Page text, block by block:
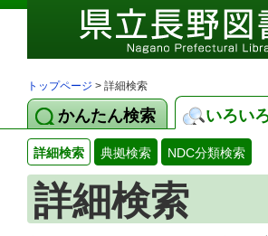
トップページ > 詳細検索
かんたん検索 いろい
詳細検索 典拠検索 NDC分類検索
詳細検索